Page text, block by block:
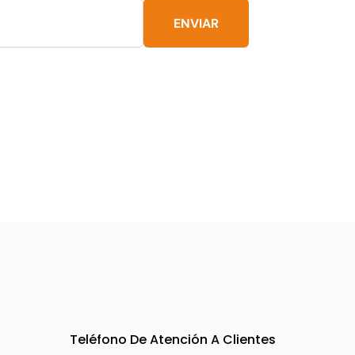
elegir
en
ENVIAR
Teléfono De Atención A Clientes